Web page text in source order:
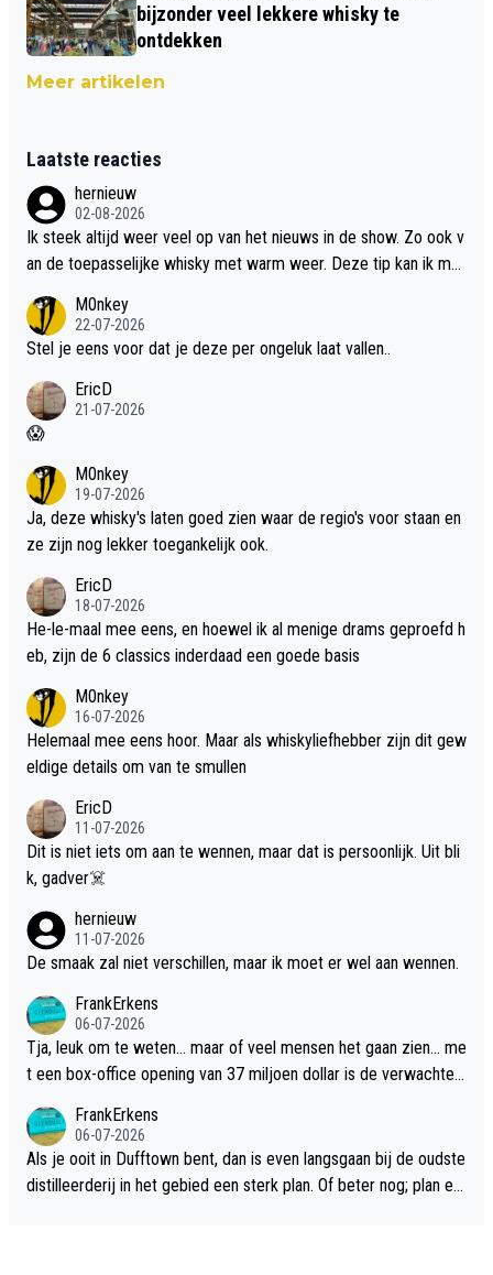
bijzonder veel lekkere whisky te
ontdekken
Meer artikelen
Laatste reacties
hernieuw
02-08-2026
Ik steek altijd weer veel op van het nieuws in de show. Zo ook v
an de toepasselijke whisky met warm weer. Deze tip kan ik met
M0nkey
22-07-2026
Stel je eens voor dat je deze per ongeluk laat vallen..
EricD
21-07-2026
😱
M0nkey
19-07-2026
Ja, deze whisky's laten goed zien waar de regio's voor staan en
ze zijn nog lekker toegankelijk ook.
EricD
18-07-2026
He-le-maal mee eens, en hoewel ik al menige drams geproefd h
eb, zijn de 6 classics inderdaad een goede basis
M0nkey
16-07-2026
Helemaal mee eens hoor. Maar als whiskyliefhebber zijn dit gew
eldige details om van te smullen
EricD
11-07-2026
Dit is niet iets om aan te wennen, maar dat is persoonlijk. Uit bli
k, gadver☠️
hernieuw
11-07-2026
De smaak zal niet verschillen, maar ik moet er wel aan wennen.
FrankErkens
06-07-2026
Tja, leuk om te weten... maar of veel mensen het gaan zien... me
t een box-office opening van 37 miljoen dollar is de verwachte
FrankErkens
06-07-2026
Als je ooit in Dufftown bent, dan is even langsgaan bij de oudste
distilleerderij in het gebied een sterk plan. Of beter nog; plan ee